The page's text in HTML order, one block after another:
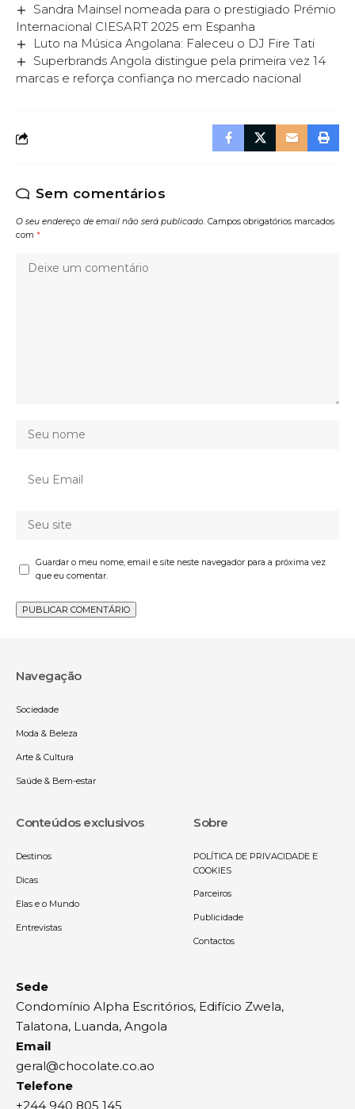
Sandra Mainsel nomeada para o prestigiado Prémio
Internacional CIESART 2025 em Espanha
Luto na Música Angolana: Faleceu o DJ Fire Tati
Superbrands Angola distingue pela primeira vez 14
marcas e reforça confiança no mercado nacional
Sem comentários
O seu endereço de email não será publicado. Campos obrigatórios marcados
com *
Guardar o meu nome, email e site neste navegador para a próxima vez
que eu comentar.
Navegação
Sociedade
Moda & Beleza
Arte & Cultura
Saúde & Bem-estar
Conteúdos exclusivos
Destinos
Dicas
Elas e o Mundo
Entrevistas
Sobre
POLÍTICA DE PRIVACIDADE E
COOKIES
Parceiros
Publicidade
Contactos
Sede
Condomínio Alpha Escritórios, Edifício Zwela,
Talatona, Luanda, Angola
Email
geral@chocolate.co.ao
Telefone
+244 940 805 145